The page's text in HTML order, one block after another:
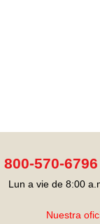
800-570-6796
Lun a vie de 8:00
Nuestra